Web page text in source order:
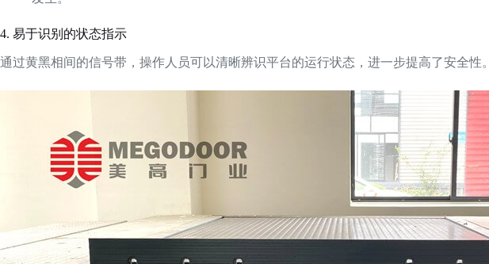
4. 易于识别的状态指示
通过黄黑相间的信号带，操作人员可以清晰辨识平台的运行状态，进一步提高了安全性。